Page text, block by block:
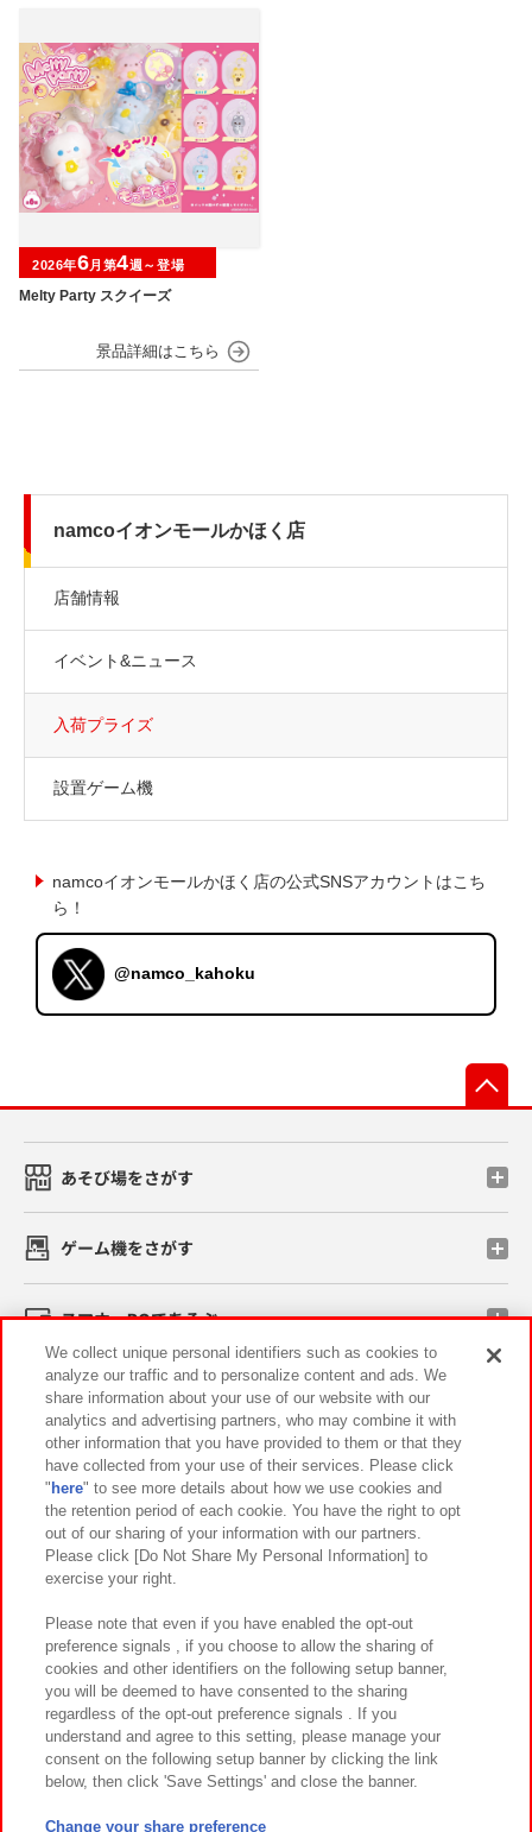
Melty Party スクイーズ
2026年6月第4週～登場
namcoイオンモールかほく店
店舗情報
イベント&ニュース
入荷プライズ
設置ゲーム機
namcoイオンモールかほく店の公式SNSアカウントはこち
ら！
@namco_kahoku
あそび場をさがす
ゲーム機をさがす
スマホ・PCであそぶ
イベント・キャンペーン
関連会社 サステナビリティ サイトポリシー
プライバシーポリシー ウェブアクセシビリティ方針と検証結果
お取引先さまとともに
カスタマーハラスメント対応方針 よくあるご質問・お問い合わせ
©Bandai Namco Amusement Inc.
©Bandai Namco Amusement Lab Inc.
We collect unique personal identifiers such as cookies to
analyze our traffic and to personalize content and ads. We
share information about your use of our website with our
analytics and advertising partners, who may combine it with
other information that you have provided to them or that they
have collected from your use of their services. Please click
" here" to see more details about how we use cookies and
the retention period of each cookie. You have the right to opt
out of our sharing of your information with our partners.
Please click [Do Not Share My Personal Information] to
exercise your right.
Please note that even if you have enabled the opt-out
preference signals , if you choose to allow the sharing of
cookies and other identifiers on the following setup banner,
you will be deemed to have consented to the sharing
regardless of the opt-out preference signals . If you
understand and agree to this setting, please manage your
consent on the following setup banner by clicking the link
below, then click 'Save Settings' and close the banner.
Change your share preference